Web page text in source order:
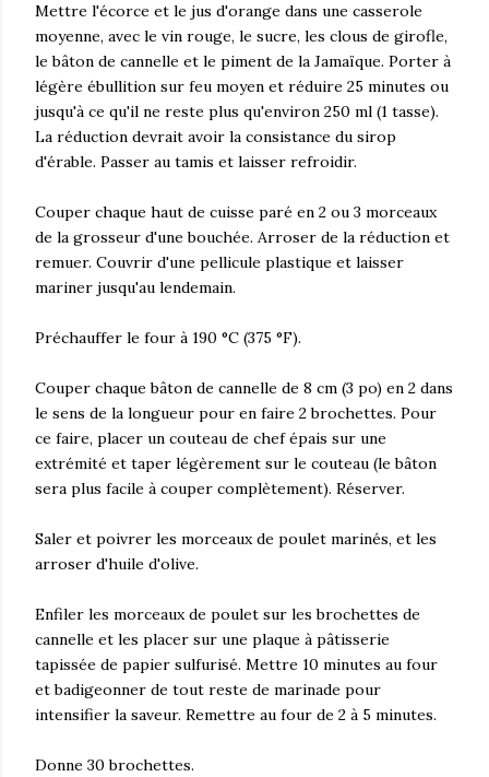
Mettre l'écorce et le jus d'orange dans une casserole
moyenne, avec le vin rouge, le sucre, les clous de girofle,
le bâton de cannelle et le piment de la Jamaïque. Porter à
légère ébullition sur feu moyen et réduire 25 minutes ou
jusqu'à ce qu'il ne reste plus qu'environ 250 ml (1 tasse).
La réduction devrait avoir la consistance du sirop
d'érable. Passer au tamis et laisser refroidir.
Couper chaque haut de cuisse paré en 2 ou 3 morceaux
de la grosseur d'une bouchée. Arroser de la réduction et
remuer. Couvrir d'une pellicule plastique et laisser
mariner jusqu'au lendemain.
Préchauffer le four à 190 °C (375 °F).
Couper chaque bâton de cannelle de 8 cm (3 po) en 2 dans
le sens de la longueur pour en faire 2 brochettes. Pour
ce faire, placer un couteau de chef épais sur une
extrémité et taper légèrement sur le couteau (le bâton
sera plus facile à couper complètement). Réserver.
Saler et poivrer les morceaux de poulet marinés, et les
arroser d'huile d'olive.
Enfiler les morceaux de poulet sur les brochettes de
cannelle et les placer sur une plaque à pâtisserie
tapissée de papier sulfurisé. Mettre 10 minutes au four
et badigeonner de tout reste de marinade pour
intensifier la saveur. Remettre au four de 2 à 5 minutes.
Donne 30 brochettes.